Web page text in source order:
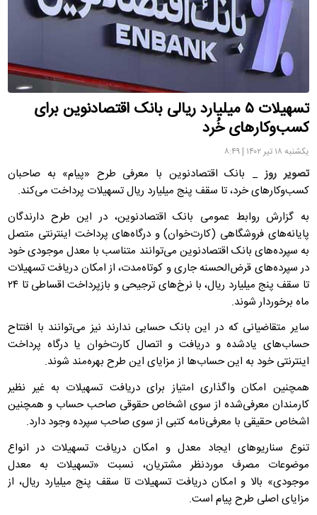
تسهیلات ۵ میلیارد ریالی بانک اقتصادنوین برای
کسب‌وکارهای خُرد
یکشنبه ۱۸ تیر ۱۴۰۲ | ۸:۴۹
تصویر روز _ بانک اقتصادنوین با معرفی طرح «پیام» به صاحبان
کسب‌وکارهای خرد، تا سقف پنج میلیارد ریال تسهیلات پرداخت می‌کند.
به گزارش روابط عمومی بانک اقتصادنوین، در این طرح دارندگان
پایانه‌های فروشگاهی (کارت‌خوان) و درگاه‌های پرداخت اینترنتی متصل
به سپرده‌های بانک اقتصادنوین می‌توانند متناسب با معدل موجودی خود
در سپرده‌های قرض‌الحسنه جاری و کوتاه‌مدت، از امکان دریافت تسهیلات
تا سقف پنج میلیارد ریال، با نرخ‌های ترجیحی و بازپرداخت اقساطی تا ۲۴
ماه برخوردار شوند.
سایر متقاضیانی که در این بانک حسابی ندارند نیز می‌توانند با افتتاح
حساب‌های یادشده و دریافت و اتصال کارت‌خوان یا درگاه پرداخت
اینترنتی خود به این حساب‌ها از مزایای این طرح بهره‌مند شوند.
همچنین امکان واگذاری امتیاز برای دریافت تسهیلات به غیر نظیر
کارمندان معرفی‌شده از سوی اشخاص حقوقی صاحب حساب و همچنین
اشخاص حقیقی با معرفی‌نامه کتبی از سوی صاحب سپرده وجود دارد.
تنوع سناریوهای ایجاد معدل و امکان دریافت تسهیلات در انواع
موضوعات مصرف موردنظر مشتریان، نسبت «تسهیلات به معدل
موجودی» بالا و امکان دریافت تسهیلات تا سقف پنج میلیارد ریال، از
مزایای اصلی طرح پیام است.